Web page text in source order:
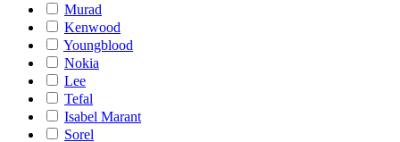
Murad
Kenwood
Youngblood
Nokia
Lee
Tefal
Isabel Marant
Sorel